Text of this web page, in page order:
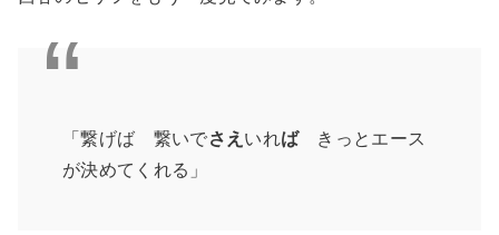
「繋げば 繋いでさえ いればきっとエース
が決めてくれる」